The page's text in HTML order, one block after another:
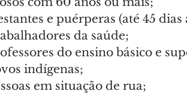
e puérperas (até 45
da saúde;
do ensino básico e
indígenas;
em situação de rua;